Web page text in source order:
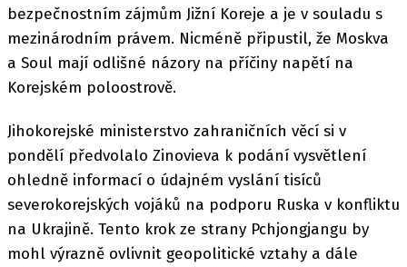
bezpečnostním zájmům Jižní Koreje a je v souladu s
mezinárodním právem. Nicméně připustil, že Moskva
a Soul mají odlišné názory na příčiny napětí na
Korejském poloostrově.
Jihokorejské ministerstvo zahraničních věcí si v
pondělí předvolalo Zinovieva k podání vysvětlení
ohledně informací o údajném vyslání tisíců
severokorejských vojáků na podporu Ruska v konfliktu
na Ukrajině. Tento krok ze strany Pchjongjangu by
mohl výrazně ovlivnit geopolitické vztahy a dále